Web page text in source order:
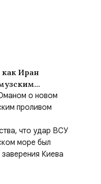
Иран
о новом
проливом